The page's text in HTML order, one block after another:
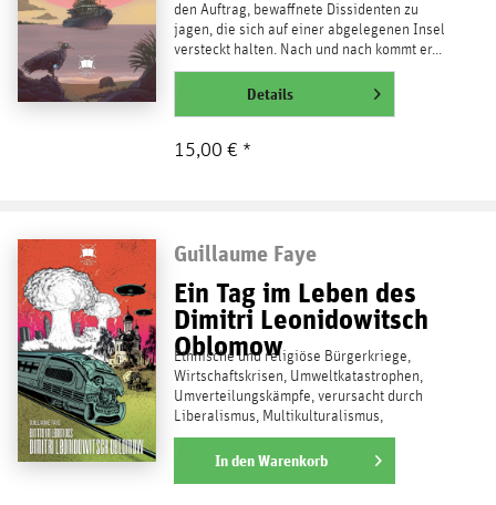
den Auftrag, bewaffnete Dissidenten zu
jagen, die sich auf einer abgelegenen Insel
versteckt halten. Nach und nach kommt er...
weiterlesen
Details
15,00 € *
Guillaume Faye
Ein Tag im Leben des
Dimitri Leonidowitsch
Oblomow
Ethnische und religiöse Bürgerkriege,
Wirtschaftskrisen, Umweltkatastrophen,
Umverteilungskämpfe, verursacht durch
Liberalismus, Multikulturalismus,
Humanitarismus, Globalismus,...
weiterlesen
In denWarenkorb